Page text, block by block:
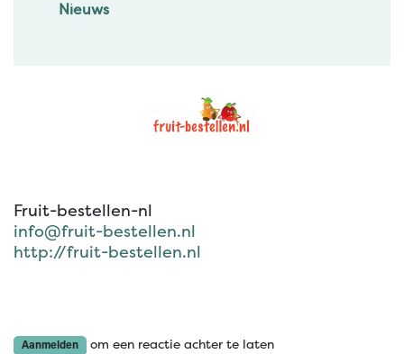
Nieuws
Fruit-bestellen-nl
info@fruit-bestellen.nl
http://fruit-bestellen.nl
Aanmelden om een reactie achter te laten